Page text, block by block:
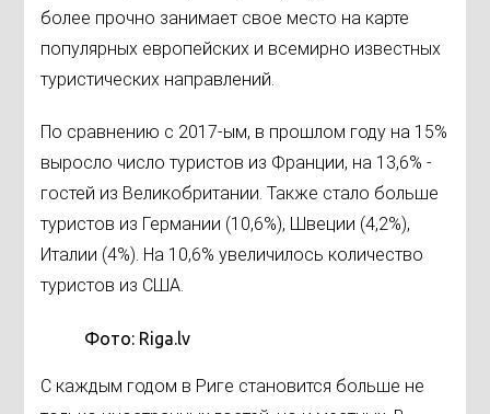
более прочно занимает свое место на карте
популярных европейских и всемирно известных
туристических направлений.
По сравнению с 2017-ым, в прошлом году на 15%
выросло число туристов из Франции, на 13,6% -
гостей из Великобритании. Также стало больше
туристов из Германии (10,6%), Швеции (4,2%),
Италии (4%). На 10,6% увеличилось количество
туристов из США.
Фото: Riga.lv
С каждым годом в Риге становится больше не